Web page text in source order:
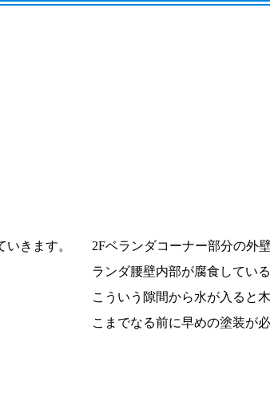
きます。
2Fベランダコーナー部分の外
ランダ腰壁内部が腐食してい
こういう隙間から水が入ると
こまでなる前に早めの塗装が必